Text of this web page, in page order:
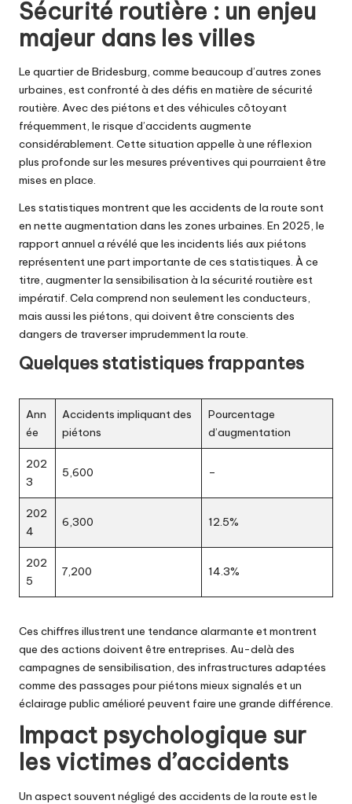
Sécurité routière : un enjeu
majeur dans les villes
Le quartier de Bridesburg, comme beaucoup d’autres zones
urbaines, est confronté à des défis en matière de sécurité
routière. Avec des piétons et des véhicules côtoyant
fréquemment, le risque d’accidents augmente
considérablement. Cette situation appelle à une réflexion
plus profonde sur les mesures préventives qui pourraient être
mises en place.
Les statistiques montrent que les accidents de la route sont
en nette augmentation dans les zones urbaines. En 2025, le
rapport annuel a révélé que les incidents liés aux piétons
représentent une part importante de ces statistiques. À ce
titre, augmenter la sensibilisation à la sécurité routière est
impératif. Cela comprend non seulement les conducteurs,
mais aussi les piétons, qui doivent être conscients des
dangers de traverser imprudemment la route.
Quelques statistiques frappantes
Ann
ée
Accidents impliquant des
piétons
Pourcentage
d’augmentation
202
3
5,600 –
202
4
6,300 12.5%
202
5
7,200 14.3%
Ces chiffres illustrent une tendance alarmante et montrent
que des actions doivent être entreprises. Au-delà des
campagnes de sensibilisation, des infrastructures adaptées
comme des passages pour piétons mieux signalés et un
éclairage public amélioré peuvent faire une grande différence.
Impact psychologique sur
les victimes d’accidents
Un aspect souvent négligé des accidents de la route est le